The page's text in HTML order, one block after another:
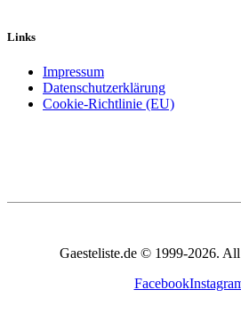
Links
Impressum
Datenschutzerklärung
Cookie-Richtlinie (EU)
Gaesteliste.de © 1999-2026.
Facebook